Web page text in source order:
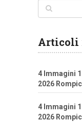
Articoli
4 Immagini
2026
4 Immagini
2026